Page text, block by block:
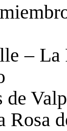
–
de
Rosa